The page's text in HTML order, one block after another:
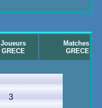
Joueurs
GRECE
Matches
GRECE
3